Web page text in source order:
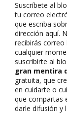
Suscríbete al
tu correo
que escriba
dirección aquí.
recibirás
cualquier
suscribirte al
gran mentira
gratuita, que
en cuidarte o
que compartas
darle difusión y